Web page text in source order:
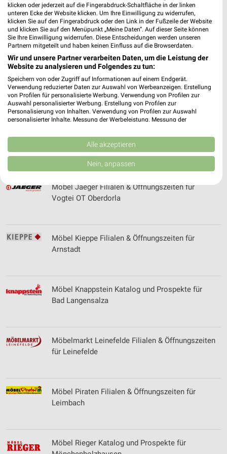
Möbel Boss Katalog und Prospekte für Zella-
Mehlis
Möbel Cranz+Schäfer Filialen & Öffnungszeiten
für Eisenach
Möbel Dahlmann Katalog und Prospekte
Möbel Jaeger Filialen & Öffnungszeiten für
Vogtei OT Oberdorla
Möbel Kieppe Filialen & Öffnungszeiten für
Arnstadt
Möbel Knappstein Katalog und Prospekte für
Bad Langensalza
Möbelmarkt Leinefelde Filialen & Öffnungszeiten
für Leinefelde
Möbel Piraten Filialen & Öffnungszeiten für
Leimbach
Möbel Rieger Katalog und Prospekte für
klicken oder jederzeit auf die Fingerabdruck-Schaltfläche in der linken
unteren Ecke der Website klicken. Um Ihre Einwilligung zu widerrufen,
klicken Sie auf den Fingerabdruck oder den Link in der Fußzeile der Website
und klicken Sie auf den Menüpunkt „Meine Daten“. Auf dieser Seite können
Sie Ihre Einwilligung widerrufen. Diese Entscheidungen werden unseren
Partnern mitgeteilt und haben keinen Einfluss auf die Browserdaten.
Wir und unsere Partner verarbeiten Daten, um die Leistung der
Website zu analysieren und Folgendes zu tun:
Speichern von oder Zugriff auf Informationen auf einem Endgerät.
Verwendung reduzierter Daten zur Auswahl von Werbeanzeigen. Erstellung
von Profilen für personalisierte Werbung. Verwendung von Profilen zur
Auswahl personalisierter Werbung. Erstellung von Profilen zur
Personalisierung von Inhalten. Verwendung von Profilen zur Auswahl
personalisierter Inhalte. Messung der Werbeleistung. Messung der
Kombinationen von Daten aus verschiedenen Quellen. Entwicklung und
Verbesserung der Angebote. Verwendung reduzierter Daten zur Auswahl
von Inhalten.
Daten können außerhalb der Europäischen Union weitergegeben und in die
Website/App.
Partnerliste anzeigen (1 IAB-Anbieter)
Speichern von oder Zugriff auf Informationen
auf einem Endgerät
Erstellung von Profilen für personalisierte
personalisierter Werbung
Verwendung von Profilen zur Auswahl
personalisierter Inhalte
Messung der Performance von Inhalten
Alle akzeptieren
Nein, anpassen